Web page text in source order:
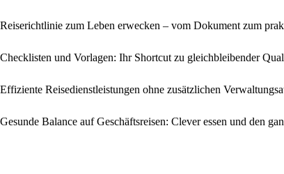
Reiserichtlinie zum Leben erwecken – vom Dokument zum
Checklisten und Vorlagen: Ihr Shortcut zu gleichbleibender
Effiziente Reisedienstleistungen ohne zusätzlichen
Gesunde Balance auf Geschäftsreisen: Clever essen und den